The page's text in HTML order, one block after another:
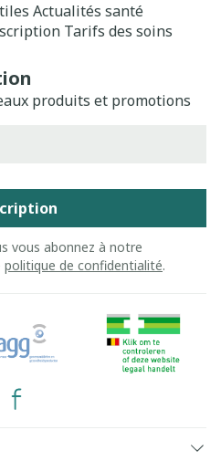
Actualités santé
Tarifs des soins
produits et promotions
vous abonnez à notre
politique de confidentialité.